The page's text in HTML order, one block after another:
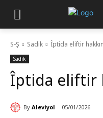
S-Ş Sadik Îptida eliftir
Sadik
Îptida eliftir
By Aleviyol 05/01/2026